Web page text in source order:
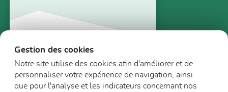
Solutions techniques
Répertoire Polytech
Gestion des cookies
Notre site utilise des cookies afin d'améliorer et de
personnaliser votre expérience de navigation, ainsi
que pour l'analyse et les indicateurs concernant nos